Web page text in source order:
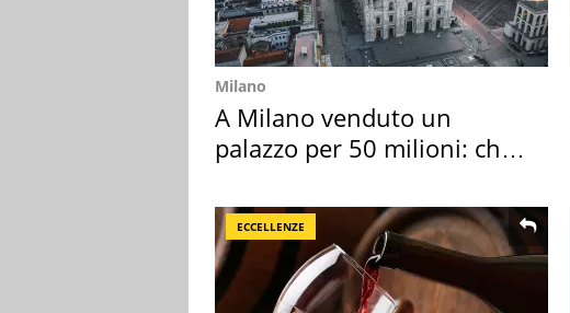
Milano
A Milano venduto un
palazzo per 50 milioni: chi
ECCELLENZE